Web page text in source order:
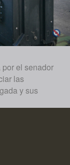
el senador
las
y sus